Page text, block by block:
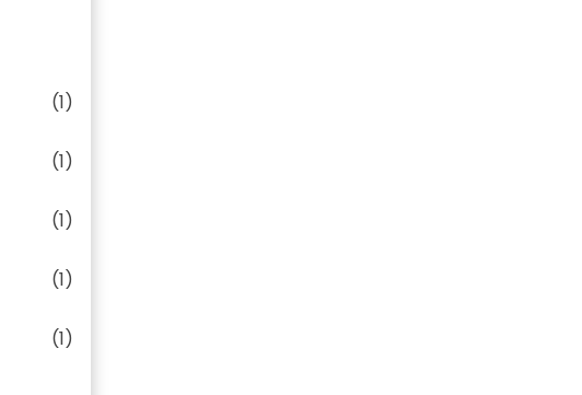
(1)
(1)
(1)
(1)
(1)